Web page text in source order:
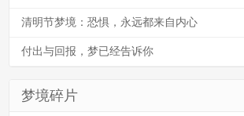
清明节梦境：恐惧，永远都来自内心
付出与回报，梦已经告诉你
梦境碎片